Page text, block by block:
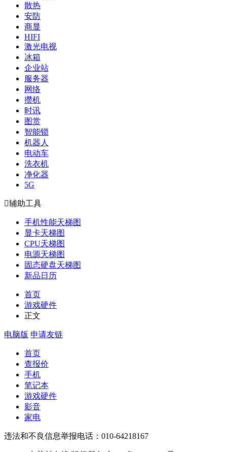
散热
安防
商显
HIFI
激光电视
冰箱
企业站
服务器
网络
攒机
时讯
图赏
智能锁
机器人
电动车
洗衣机
净化器
5G
辅助工具
手机性能天梯图
显卡天梯图
CPU天梯图
电源天梯图
固态硬盘天梯图
新品日历
首页
游戏硬件
正文
电脑版 申请友链
首页
查报价
手机
笔记本
游戏硬件
影音
家电
违法和不良信息举报电话：010-64218167